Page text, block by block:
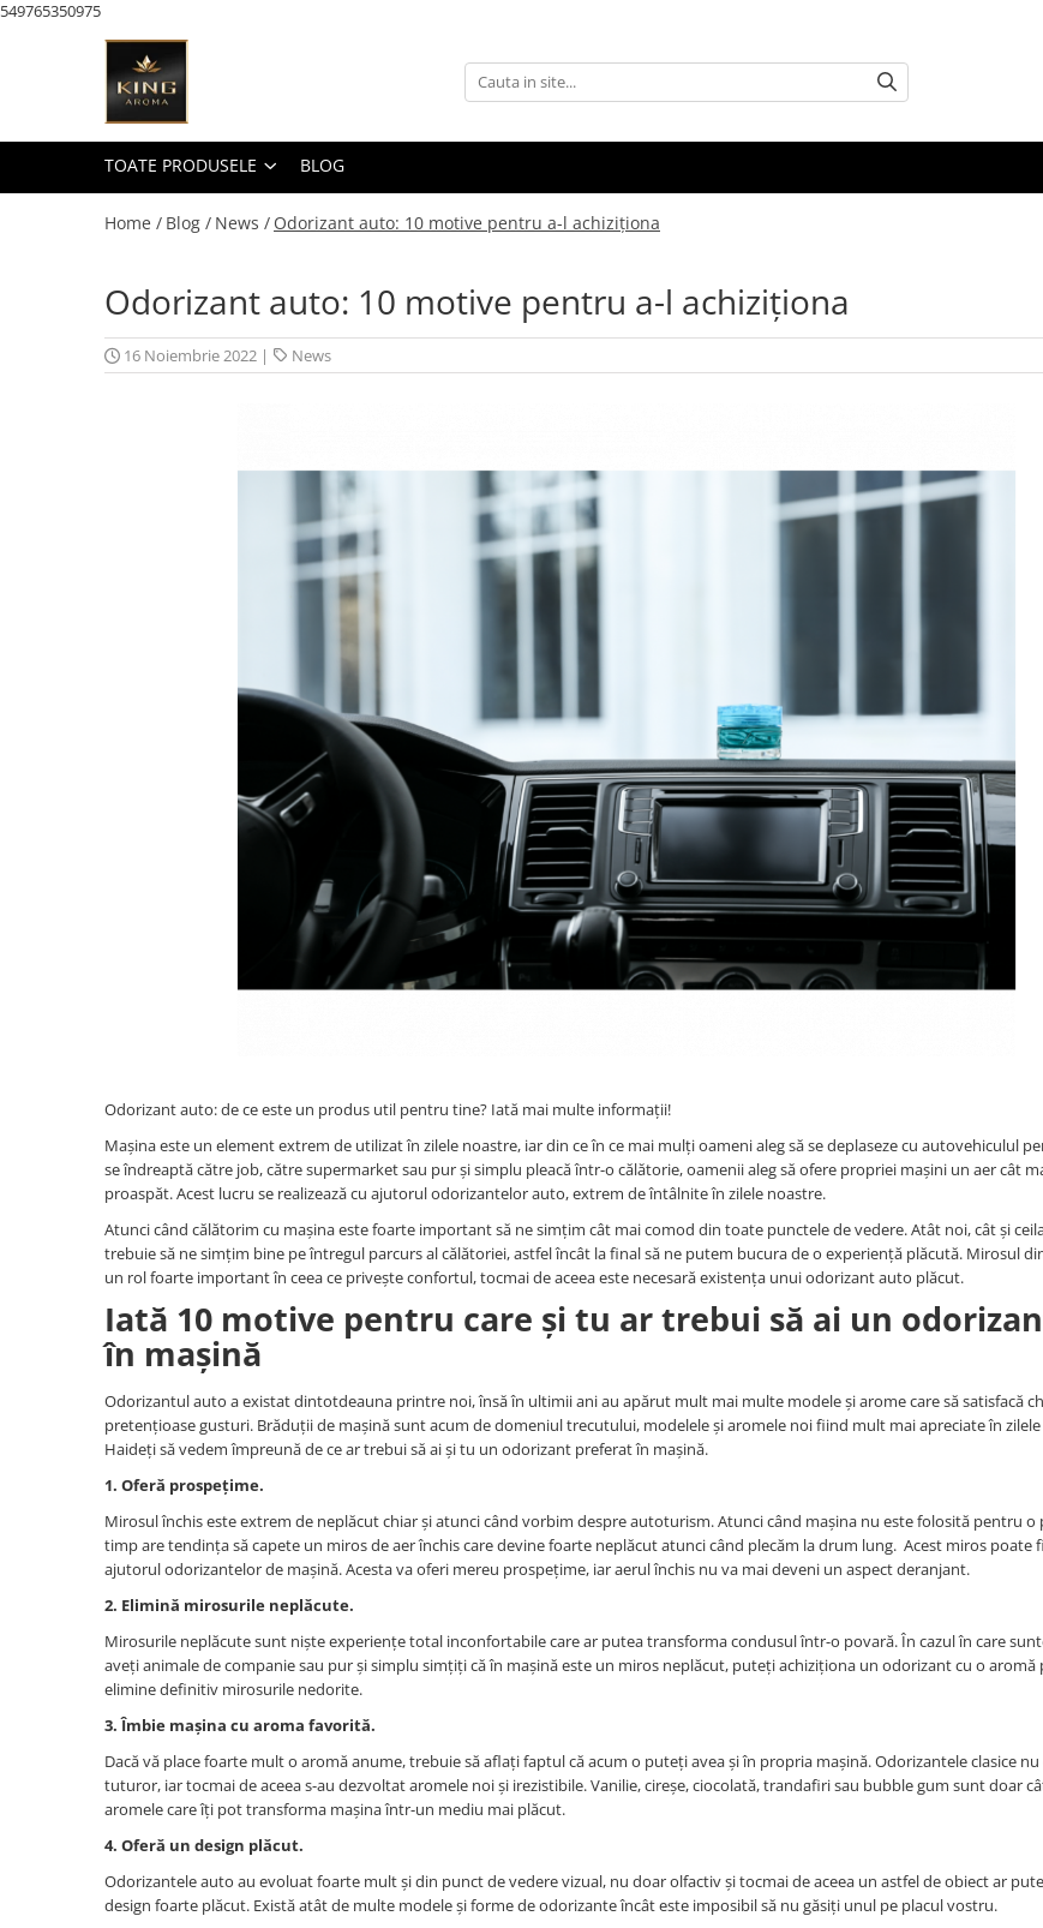
549765350975
Toate Produsele
KAROMA Parfum rufe
Pachete Karoma
KAROMA Discovery – Seturi &
Karoma Cutii Cadou Lux
AROMATERAPIE & Casă
Pachete Uleiuri Parfumate
Ulei Parfumat Aromaterapie
Difuzoare profesionale de parfum
Rezerve parfum pentru difuzoare
CADOURI & Evenimente
Produse Religioase
Consumabile Ritualice
Candele și Lumânări
Evenimente Speciale
Lumânări cununie / botez
Cutii Dar / Trusou
Decor & Obiecte Design
B2B / Profesional
Bază lichide VG/PG – DIY &
Sisteme de Parfumare HoReCa &
Difuzoare de arome Profesionale
Rezerve pentru difuzoare de arome
Producție și Creație Lumânări
Parfumuri pentru Lumânări,
TOATE PRODUSELE BLOG
Home / Blog / News / Odorizant auto: 10 motive pentru a-l achiziționa
Odorizant auto: 10 motive pentru a-l achiziționa
16 Noiembrie 2022 | News
Odorizant auto: de ce este un produs util pentru tine? Iată mai multe informații!
Mașina este un element extrem de utilizat în zilele noastre, iar din ce în ce mai mulți oameni aleg să se deplaseze cu autovehiculul
se îndreaptă către job, către supermarket sau pur și simplu pleacă într-o călătorie, oamenii aleg să ofere propriei mașini un aer cât
proaspăt. Acest lucru se realizează cu ajutorul odorizantelor auto, extrem de întâlnite în zilele noastre.
Atunci când călătorim cu mașina este foarte important să ne simțim cât mai comod din toate punctele de vedere. Atât noi, cât și
trebuie să ne simțim bine pe întregul parcurs al călătoriei, astfel încât la final să ne putem bucura de o experiență plăcută. Mirosul
un rol foarte important în ceea ce privește confortul, tocmai de aceea este necesară existența unui odorizant auto plăcut.
Iată 10 motive pentru care și tu ar trebui să ai un
în mașină
Odorizantul auto a existat dintotdeauna printre noi, însă în ultimii ani au apărut mult mai multe modele și arome care să satisfacă
pretențioase gusturi. Brăduții de mașină sunt acum de domeniul trecutului, modelele și aromele noi fiind mult mai apreciate în
Haideți să vedem împreună de ce ar trebui să ai și tu un odorizant preferat în mașină.
1. Oferă prospețime.
Mirosul închis este extrem de neplăcut chiar și atunci când vorbim despre autoturism. Atunci când mașina nu este folosită pentru o
timp are tendința să capete un miros de aer închis care devine foarte neplăcut atunci când plecăm la drum lung. Acest miros poate
ajutorul odorizantelor de mașină. Acesta va oferi mereu prospețime, iar aerul închis nu va mai deveni un aspect deranjant.
2. Elimină mirosurile neplăcute.
Mirosurile neplăcute sunt niște experiențe total inconfortabile care ar putea transforma condusul într-o povară. În cazul în care
aveți animale de companie sau pur și simplu simțiți că în mașină este un miros neplăcut, puteți achiziționa un odorizant cu o aromă
elimine definitiv mirosurile nedorite.
3. Îmbie mașina cu aroma favorită.
Dacă vă place foarte mult o aromă anume, trebuie să aflați faptul că acum o puteți avea și în propria mașină. Odorizantele clasice
tuturor, iar tocmai de aceea s-au dezvoltat aromele noi și irezistibile. Vanilie, cireșe, ciocolată, trandafiri sau bubble gum sunt doar
aromele care îți pot transforma mașina într-un mediu mai plăcut.
4. Oferă un design plăcut.
Odorizantele auto au evoluat foarte mult și din punct de vedere vizual, nu doar olfactiv și tocmai de aceea un astfel de obiect ar
design foarte plăcut. Există atât de multe modele și forme de odorizante încât este imposibil să nu găsiți unul pe placul vostru.